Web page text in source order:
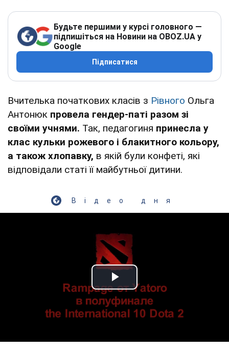
Будьте першими у курсі головного —
підпишіться на Новини на OBOZ.UA у
Google
Підписатися
Вчителька початкових класів з Рівного Ольга
Антонюк провела гендер-паті разом зі
своїми учнями. Так, педагогиня принесла у
клас кульки рожевого і блакитного кольору,
а також хлопавку, в якій були конфеті, які
відповідали статі її майбутньої дитини.
Відео дня
Play Video